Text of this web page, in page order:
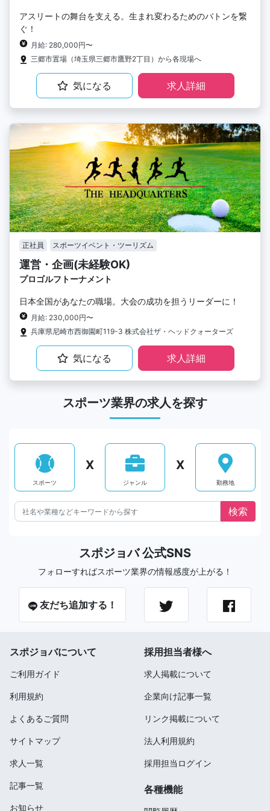
アスリートの舞台を支える。生まれ変わるためのバトンを繋
ぐ！
月給: 280,000円〜
三郷市置場（埼玉県三郷市鷹野2丁目）から各現場へ
気になる 求人詳細
正社員 スポーツイベント・ツーリズム
運営・企画(未経験OK)
プロゴルフトーナメント
日本全国があなたの職場。大会の成功を担うリーダーに！
月給: 230,000円〜
兵庫県尼崎市西御園町119-3 株式会社ザ・ヘッドクォーターズ
気になる 求人詳細
スポーツ業界の求人を探す
スポーツ
X
ジャンル
X
勤務地
スポジョバ 公式SNS
フォローすればスポーツ業界の情報感度が上がる！
友だち追加する！
スポジョバについて
ご利用ガイド
利用規約
よくあるご質問
サイトマップ
求人一覧
記事一覧
お知らせ
採用担当者様へ
求人掲載について
企業向け記事一覧
リンク掲載について
法人利用規約
採用担当ログイン
各種機能